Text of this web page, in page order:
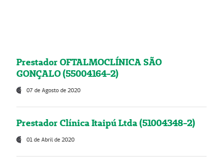
Prestador OFTALMOCLÍNICA SÃO
GONÇALO (55004164-2)
07 de Agosto de 2020
Prestador Clínica Itaipú Ltda (51004348-2)
01 de Abril de 2020